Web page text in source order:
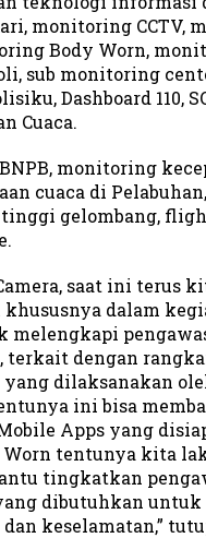
monitoring CCTV,
Body Worn,
sub monitoring
Dashboard 110,
Cuaca.
monitoring
cuaca di
gelombang,
saat ini terus
dalam
melengkapi
terkait dengan
yang dilaksanakan
ini bisa
Apps yang
Worn tentunya kita
tingkatkan
dibutuhkan untuk
keselamatan,”